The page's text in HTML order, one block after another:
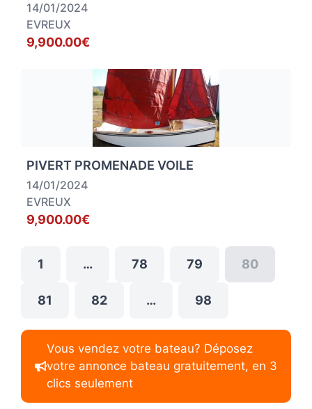
14/01/2024
EVREUX
9,900.00€
PIVERT PROMENADE VOILE
14/01/2024
EVREUX
9,900.00€
1 … 78 79 80
81 82 … 98
Vous vendez votre bateau? Déposez
votre annonce bateau gratuitement, en 3
clics seulement